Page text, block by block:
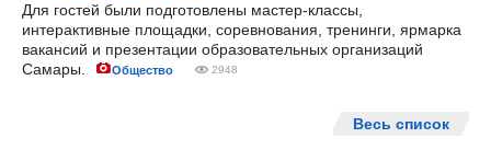
Для гостей были подготовлены мастер-классы,
интерактивные площадки, соревнования, тренинги, ярмарка
вакансий и презентации образовательных организаций
Самары.
Общество 2948
Весь список